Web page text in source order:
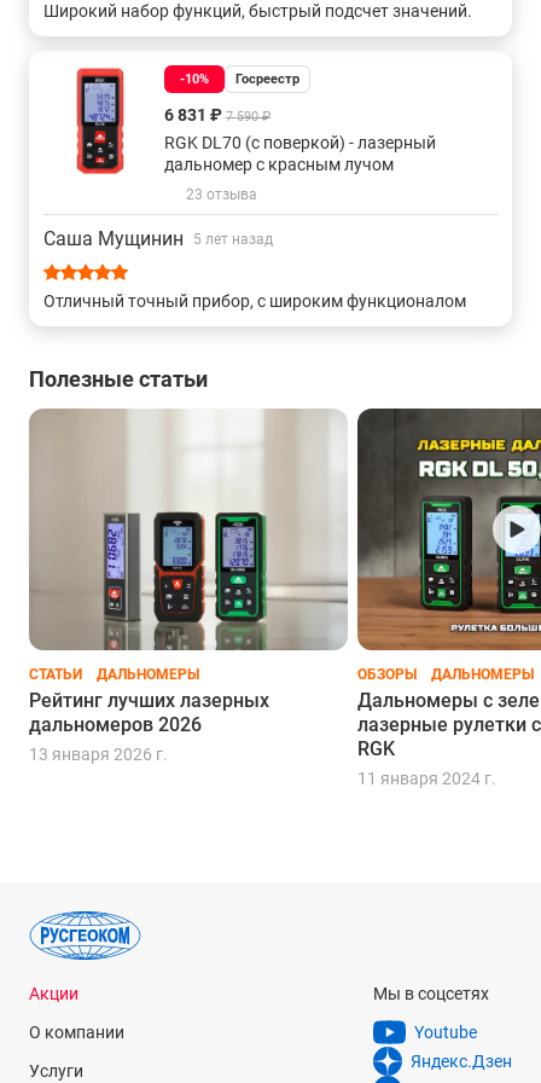
Широкий набор функций, быстрый подсчет значений.
-10% Госреестр
6 831 ₽ 7 590 ₽
RGK DL70 (с поверкой) - лазерный
дальномер с красным лучом
23 отзыва
Саша Мущинин 5 лет назад
Отличный точный прибор, с широким функционалом
Полезные статьи
СТАТЬИ ДАЛЬНОМЕРЫ
Рейтинг лучших лазерных
дальномеров 2026
13 января 2026 г.
ОБЗОРЫ ДАЛЬНОМЕРЫ
Дальномеры с
лазерные рулетки
RGK
11 января 2024 г.
Акции
О компании
Услуги
Мы в соцсетях
Youtube
Яндекс.Дзен